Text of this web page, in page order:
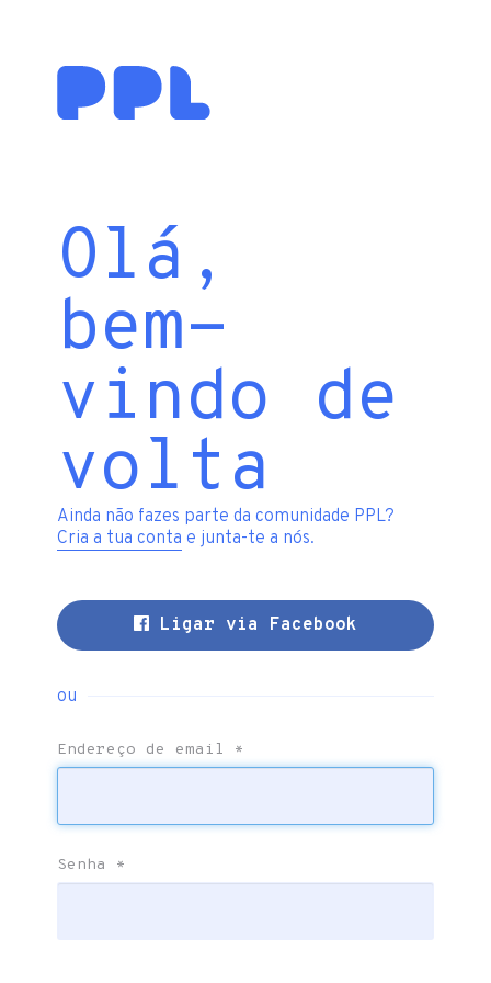
Olá,
bem-
vindo de
volta
Ainda não fazes parte da comunidade PPL?
Cria a tua conta e junta-te a nós.
Ligar via Facebook
ou
Endereço de email *
Senha *